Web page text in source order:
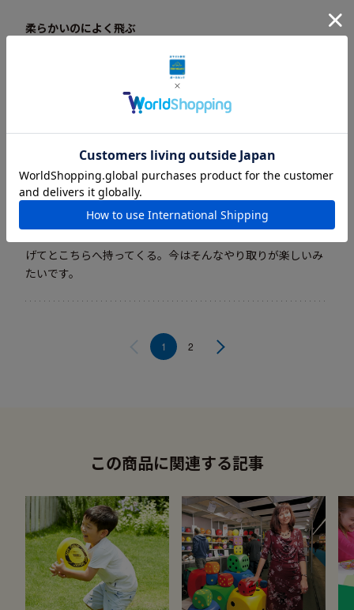
柔らかいのによく飛ぶ
当たっても痛くないし、結構飛ぶのでお外遊びの時はどこに
でも持参して愛用してます。
1歳の誕生日プレゼント
2020年06月08日
柔らかいので当たっても痛くないし室内でも使えるので、1歳
児でも楽しく遊べます。まだソフトソーサを投げるのは難し
げてとこちらへ持ってくる。今はそんなやり取りが楽しいみ
たいです。
1 2
この商品に関連する記事